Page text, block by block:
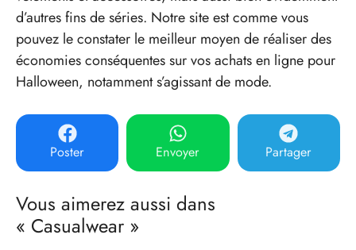
d’autres fins de séries. Notre site est comme vous
pouvez le constater le meilleur moyen de réaliser des
économies conséquentes sur vos achats en ligne pour
Halloween, notamment s’agissant de mode.
Poster Envoyer Partager
Vous aimerez aussi dans
« Casualwear »